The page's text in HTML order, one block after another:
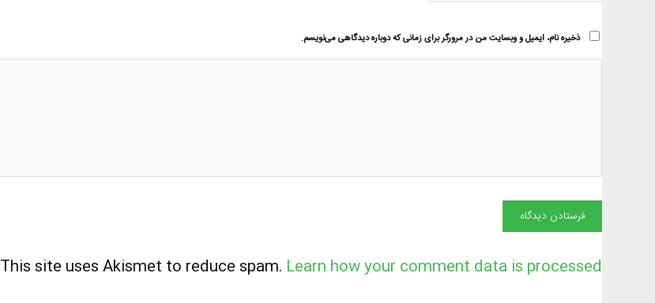
ذخیره نام، ایمیل و وبسایت من در مرورگر برای زمانی که دوباره دیدگاهی می‌نویسم.
This site uses Akismet to reduce spam. Learn how your comment data is processed